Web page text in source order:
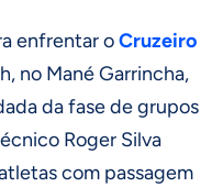
enfrentar oCruzeiro
no Mané Garrincha,
da fase de grupos
Roger Silva
com passagem